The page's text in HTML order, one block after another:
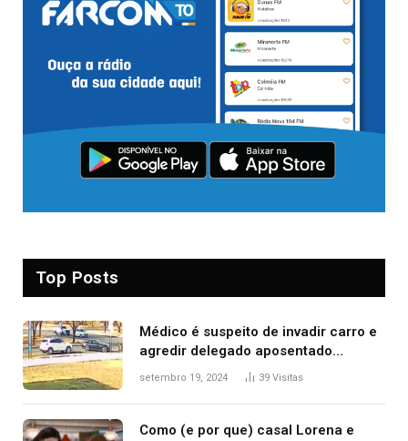
Top Posts
Médico é suspeito de invadir carro e
agredir delegado aposentado
durante confusão no trânsito
setembro 19, 2024 39 Visitas
Como (e por que) casal Lorena e